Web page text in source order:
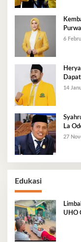
6
14
La
27
Edukasi
UHO